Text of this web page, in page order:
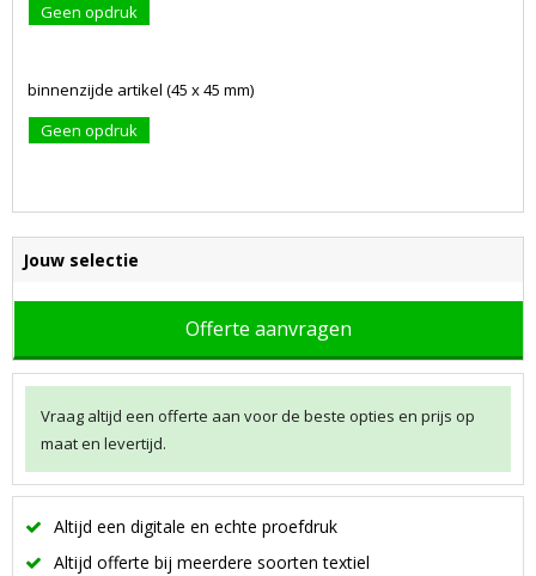
Geen opdruk
binnenzijde artikel (45 x 45 mm)
Geen opdruk
Jouw selectie
Offerte aanvragen
Vraag altijd een offerte aan voor de beste opties en prijs op
maat en levertijd.
Altijd een digitale en echte proefdruk
Altijd offerte bij meerdere soorten textiel